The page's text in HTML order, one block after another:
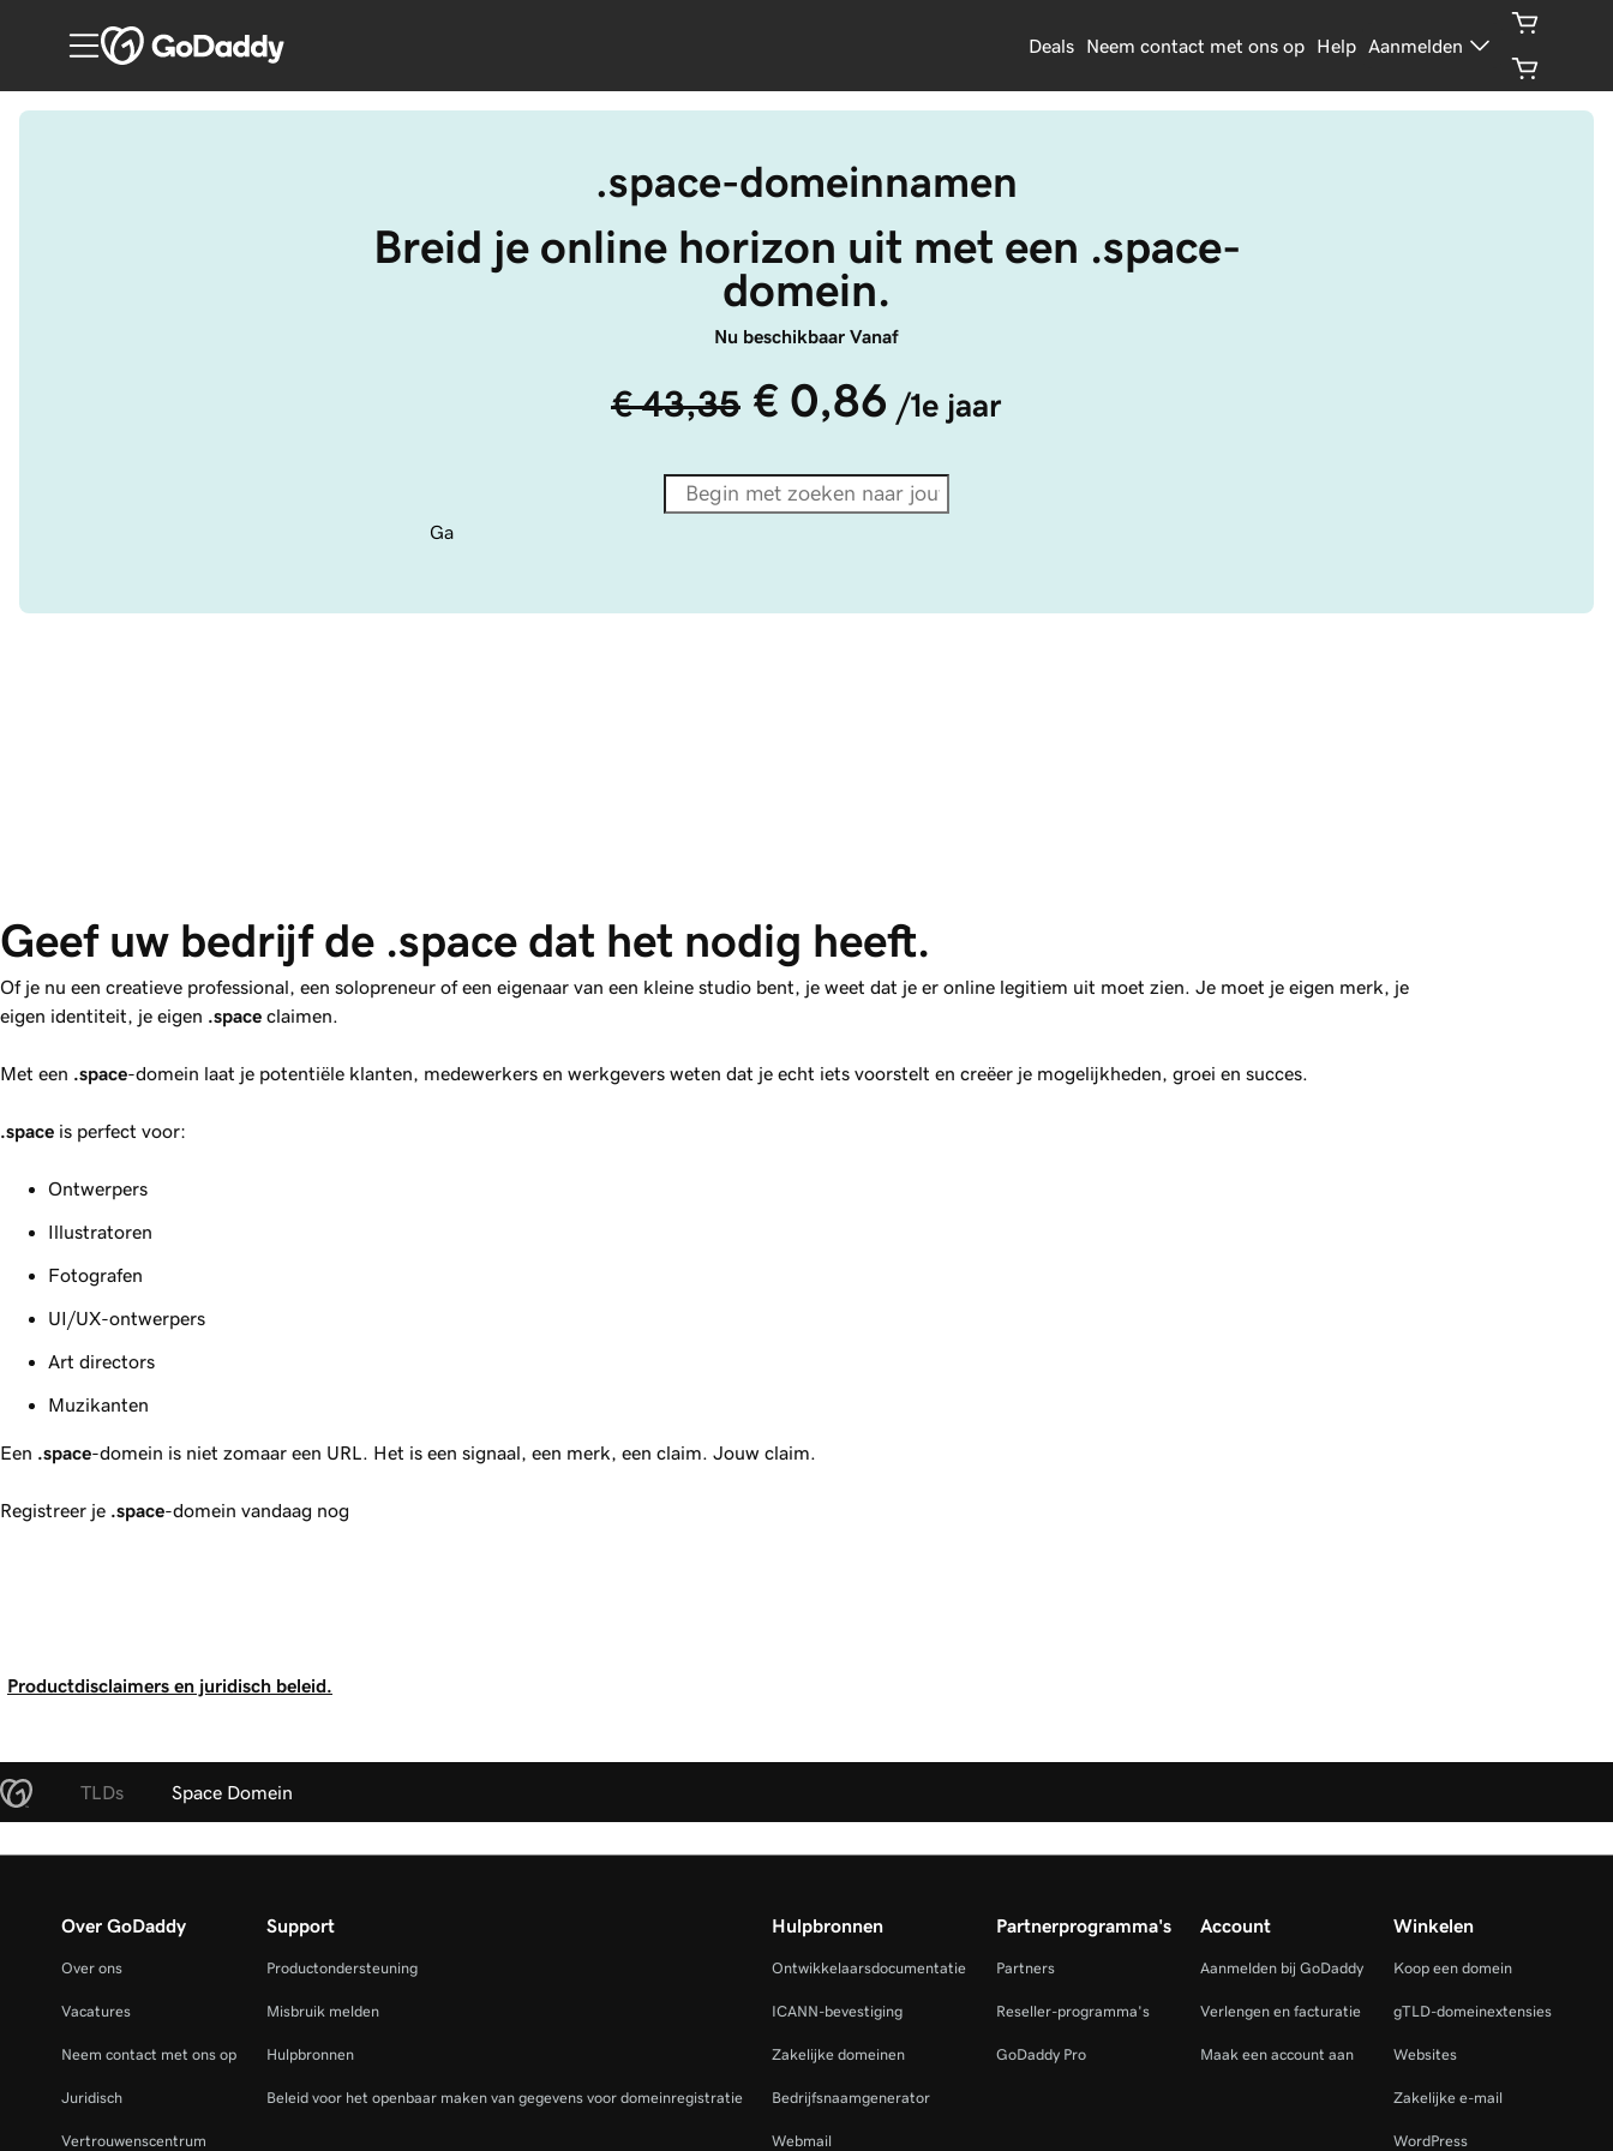
Deals Neem contact met ons op Help Aanmelden
.space-domeinnamen
Breid je online horizon uit met een .space-
domein.
Nu beschikbaar Vanaf
€ 43,35 € 0,86 /1e jaar
Ga
Geef uw bedrijf de .space dat het nodig heeft.
Of je nu een creatieve professional, een solopreneur of een eigenaar van een kleine studio bent, je weet dat je er online legitiem uit moet zien. Je moet je eigen merk, je
eigen identiteit, je eigen .space claimen.
Met een .space-domein laat je potentiële klanten, medewerkers en werkgevers weten dat je echt iets voorstelt en creëer je mogelijkheden, groei en succes.
.space is perfect voor:
Ontwerpers
Illustratoren
Fotografen
UI/UX-ontwerpers
Art directors
Muzikanten
Een .space-domein is niet zomaar een URL. Het is een signaal, een merk, een claim. Jouw claim.
Registreer je .space-domein vandaag nog
Productdisclaimers en juridisch beleid.
TLDs Space Domein
Over GoDaddy
Over ons
Vacatures
Neem contact met ons op
Juridisch
Vertrouwenscentrum
Support
Productondersteuning
Misbruik melden
Hulpbronnen
Beleid voor het openbaar maken van gegevens voor domeinregistratie
Hulpbronnen
Ontwikkelaarsdocumentatie
ICANN-bevestiging
Zakelijke domeinen
Bedrijfsnaamgenerator
Webmail
Partnerprogramma's
Partners
Reseller-programma's
GoDaddy Pro
Account
Aanmelden bij GoDaddy
Verlengen en facturatie
Maak een account aan
Winkelen
Koop een domein
gTLD-domeinextensies
Websites
Zakelijke e-mail
WordPress